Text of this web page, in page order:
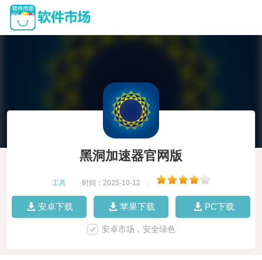
黑洞加速器官网版
工具 时间：2025-10-12
安卓下载 苹果下载 PC下载
安卓市场，安全绿色